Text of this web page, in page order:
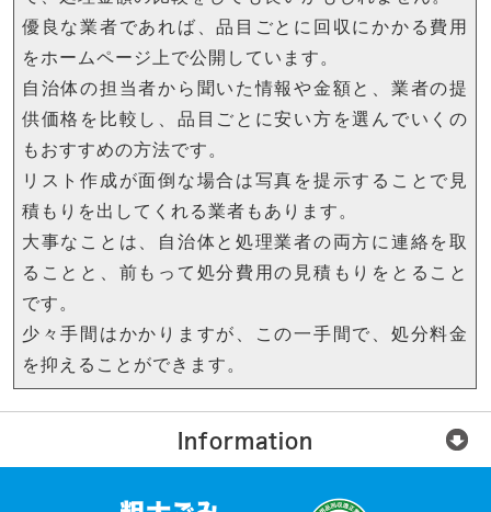
優良な業者であれば、品目ごとに回収にかかる費用
をホームページ上で公開しています。
自治体の担当者から聞いた情報や金額と、業者の提
供価格を比較し、品目ごとに安い方を選んでいくの
もおすすめの方法です。
リスト作成が面倒な場合は写真を提示することで見
積もりを出してくれる業者もあります。
大事なことは、自治体と処理業者の両方に連絡を取
ることと、前もって処分費用の見積もりをとること
です。
少々手間はかかりますが、この一手間で、処分料金
を抑えることができます。
Information